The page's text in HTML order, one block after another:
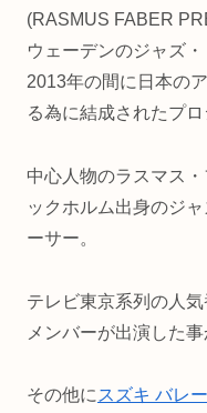
(RASMUS FABER
ウェーデンのジャズ
2013年の間に日本の
る為に結成されたプロ
中心人物のラスマス
ックホルム出身のジ
ーサー。
テレビ東京系列の人
メンバーが出演した
その他にスズキ バレ